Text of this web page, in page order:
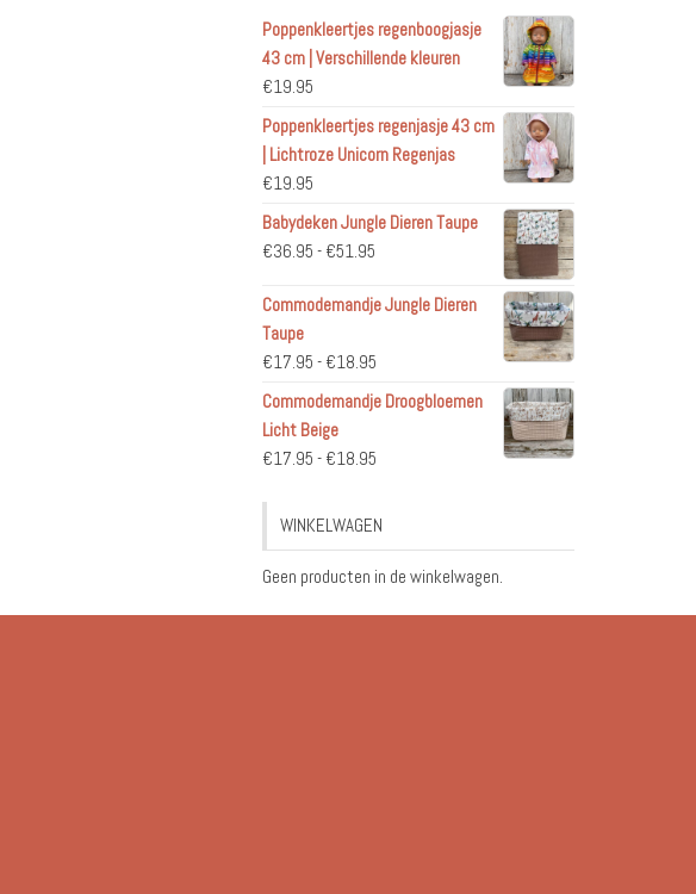
Poppenkleertjes regenboogjasje
43 cm | Verschillende kleuren
€19.95
Poppenkleertjes regenjasje 43 cm
| Lichtroze Unicorn Regenjas
€19.95
Babydeken Jungle Dieren Taupe
€36.95 - €51.95Prijsklasse:
tot
Commodemandje Jungle Dieren
Taupe
€17.95 - €18.95Prijsklasse:
€17.95
€18.95
Commodemandje Droogbloemen
Licht Beige
€17.95 - €18.95Prijsklasse:
tot
WINKELWAGEN
Geen producten in de winkelwagen.